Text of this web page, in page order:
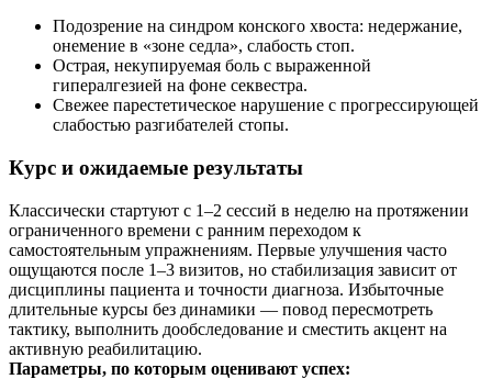
Подозрение на синдром конского хвоста: недержание,
онемение в «зоне седла», слабость стоп.
Острая, некупируемая боль с выраженной
гипералгезией на фоне секвестра.
Свежее парестетическое нарушение с прогрессирующей
слабостью разгибателей стопы.
Курс и ожидаемые результаты
Классически стартуют с 1–2 сессий в неделю на протяжении
ограниченного времени с ранним переходом к
самостоятельным упражнениям. Первые улучшения часто
ощущаются после 1–3 визитов, но стабилизация зависит от
дисциплины пациента и точности диагноза. Избыточные
длительные курсы без динамики — повод пересмотреть
тактику, выполнить дообследование и сместить акцент на
активную реабилитацию.
Параметры, по которым оценивают успех: